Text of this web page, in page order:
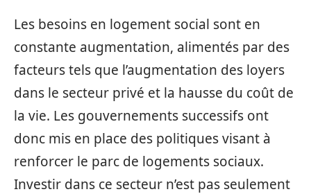
Les besoins en logement social sont en
constante augmentation, alimentés par des
facteurs tels que l’augmentation des loyers
dans le secteur privé et la hausse du coût de
la vie. Les gouvernements successifs ont
donc mis en place des politiques visant à
renforcer le parc de logements sociaux.
Investir dans ce secteur n’est pas seulement